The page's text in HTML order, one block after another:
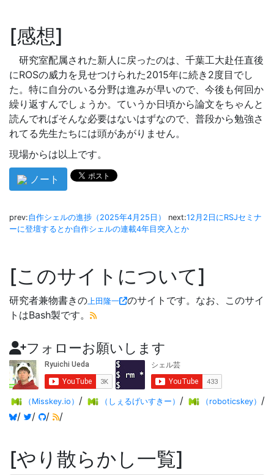
感想
研究室配属された新人に戻ったのは、千葉工大赴任直後
にROSの威力を見せつけられた2015年に続き2度目でし
た。特に自分のいる分野は進みが早いので、今後も何回か
繰り返すんでしょうか。ていうか日頃から論文をちゃんと
読んでればそんな必要はないはずなので、普段から勉強さ
れてる先生たちには頭があがりません。
現場からは以上です。
ノート
prev:自作シェルの進捗（2025年4月25日） next:12月2日にRSJセミナ
ーに登壇するとか自作シェルの連載4年目突入とか
このサイトについて
研究者兼物書きの 上田隆一
のサイトです。なお、このサイ
トはBash製です。
フォローお願いします
（Misskey.io） / （しぇるげいすきー） / （roboticskey） /
/
/ / /
やり散らかし一覧